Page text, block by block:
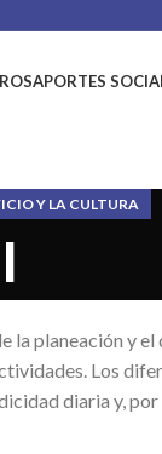
APORTES
Y LA CULTURA
la planeación y
Los
diaria y,